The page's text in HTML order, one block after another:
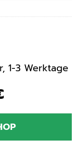
Aktueller
ist:
209,30 €.
1-3 Werktage